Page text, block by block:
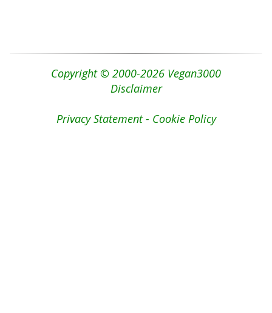
Copyright © 2000-2026 Vegan3000
Disclaimer
Privacy Statement - Cookie Policy